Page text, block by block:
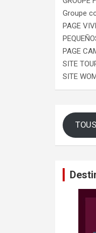
Groupe
PAGE
PAGE
SITE
SITE